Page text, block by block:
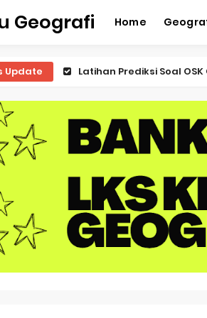
Geografi Home
Update Latihan Prediksi Soal
Pembahasan Soal OSN-
Pembahasan Soal OSN-
Pembahasan Soal OSN-
Pembahasan Soal OSN-
Pembahasan Soal OSN-K
Pembahasan Soal OSN-K